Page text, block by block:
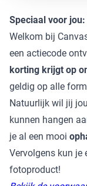
Speciaal voor
Welkom bij
een actiecode
korting krijgt op
geldig op alle
Natuurlijk wil jij
kunnen hangen
je al een mooi
Vervolgens kun je
fotoproduct!